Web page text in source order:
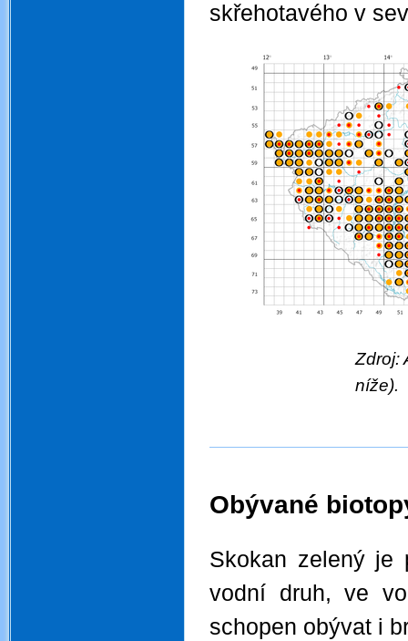
skřehotavého v
Zdroj:
níže).
Obývané
Skokan zelený je
vodní druh, ve
schopen obývat i